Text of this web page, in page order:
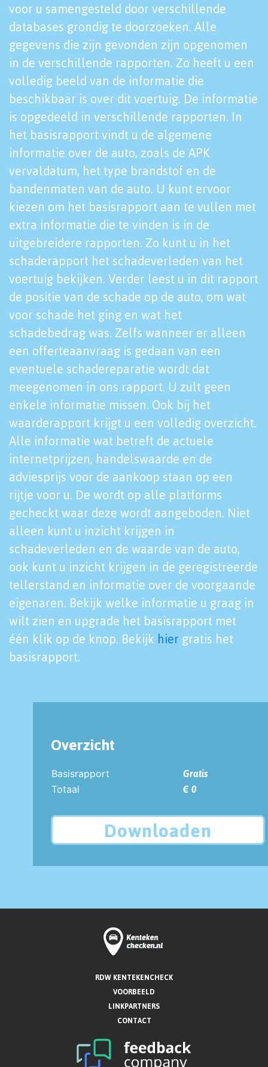
voor u samengesteld door verschillende
databases grondig te doorzoeken. Alle
gegevens die zijn gevonden zijn opgenomen
in de verschillende rapporten. Zo heeft u een
volledig beeld van de informatie die
beschikbaar is over dit voertuig. De informatie
is opgedeeld in verschillende rapporten. In
het basisrapport vindt u de algemene
informatie over de auto, zoals de APK
vervaldatum, het type brandstof en de
bandenmaten van de auto. U kunt ervoor
kiezen om het basisrapport aan te vullen met
extra informatie die te vinden is in de
uitgebreidere rapporten. Zo kunt u in het
schaderapport het schadeverleden van het
voertuig bekijken. Verder leest u in dit rapport
de positie van de schade op de auto, om wat
voor schade het ging en wat het
schadebedrag was. Zelfs wanneer er alleen
een offerteaanvraag is gedaan van een
eventuele schadereparatie wordt dat
meegenomen in ons rapport. U zult geen
enkele informatie missen. Ook bij het
waarderapport krijgt u een volledig overzicht.
Alle informatie wat betreft de actuele
internetprijzen, handelswaarde en de
adviesprijs voor de aankoop staan op een
rijtje voor u. De wordt op alle platforms
gecheckt waar deze wordt aangeboden. Niet
alleen kunt u inzicht krijgen in
schadeverleden en de waarde van de auto,
ook kunt u inzicht krijgen in de geregistreerde
tellerstand en informatie over de voorgaande
eigenaren. Bekijk welke informatie u graag in
wilt zien en upgrade het basisrapport met
één klik op de knop. Bekijk hier gratis het
basisrapport.
Overzicht
Basisrapport
Gratis
Totaal
€ 0
Downloaden
RDW KENTEKENCHECK
VOORBEELD
LINKPARTNERS
CONTACT